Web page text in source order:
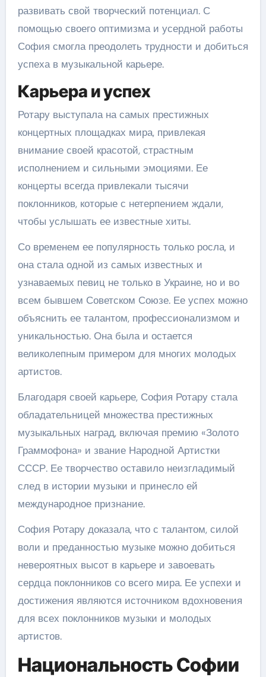
развивать свой творческий потенциал. С
помощью своего оптимизма и усердной работы
София смогла преодолеть трудности и добиться
успеха в музыкальной карьере.
Карьера и успех
Ротару выступала на самых престижных
концертных площадках мира, привлекая
внимание своей красотой, страстным
исполнением и сильными эмоциями. Ее
концерты всегда привлекали тысячи
поклонников, которые с нетерпением ждали,
чтобы услышать ее известные хиты.
Со временем ее популярность только росла, и
она стала одной из самых известных и
узнаваемых певиц не только в Украине, но и во
всем бывшем Советском Союзе. Ее успех можно
объяснить ее талантом, профессионализмом и
уникальностью. Она была и остается
великолепным примером для многих молодых
артистов.
Благодаря своей карьере, София Ротару стала
обладательницей множества престижных
музыкальных наград, включая премию «Золото
Граммофона» и звание Народной Артистки
СССР. Ее творчество оставило неизгладимый
след в истории музыки и принесло ей
международное признание.
София Ротару доказала, что с талантом, силой
воли и преданностью музыке можно добиться
невероятных высот в карьере и завоевать
сердца поклонников со всего мира. Ее успехи и
достижения являются источником вдохновения
для всех поклонников музыки и молодых
артистов.
Национальность Софии